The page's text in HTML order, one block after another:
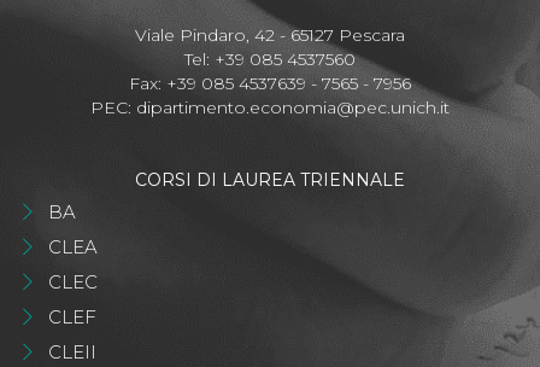
Viale Pindaro, 42 - 65127 Pescara
Tel: +39 085 4537560
Fax: +39 085 4537639 - 7565 - 7956
PEC: dipartimento.economia@pec.unich.it
CORSI DI LAUREA TRIENNALE
BA
CLEA
CLEC
CLEF
CLEII